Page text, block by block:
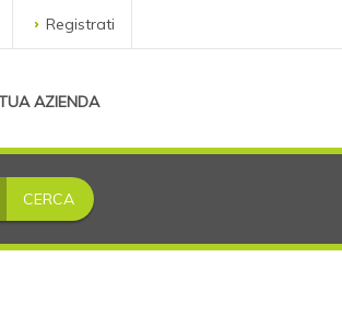
Registrati
AZIENDA